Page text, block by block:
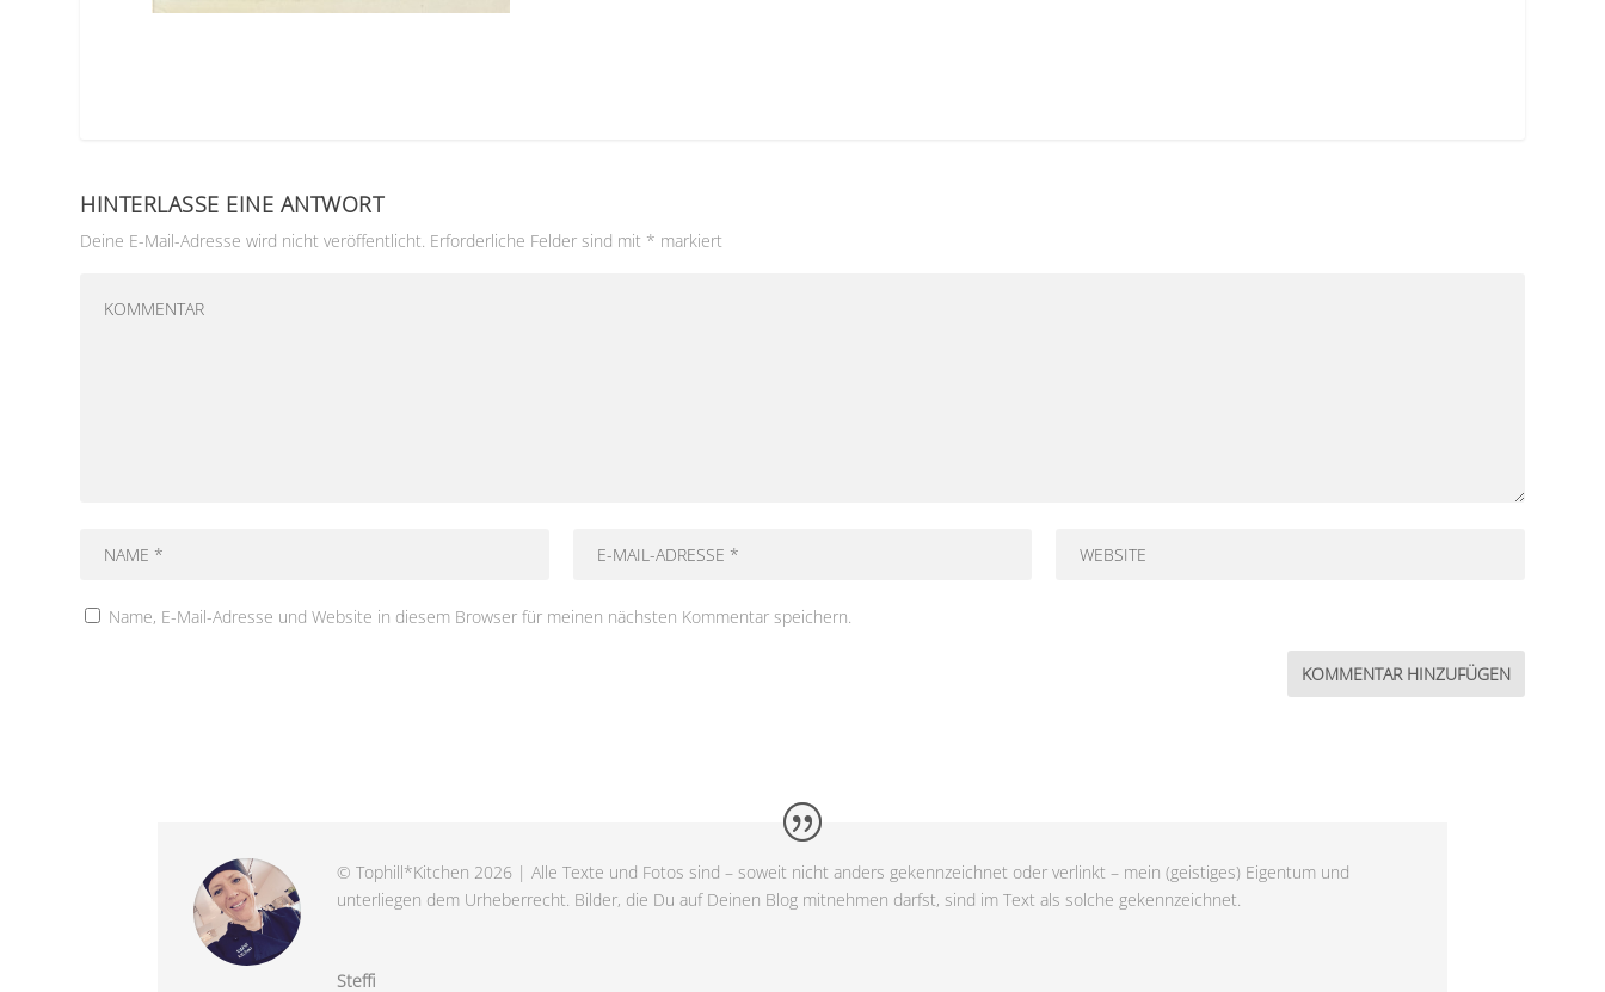
HINTERLASSE EINE ANTWORT
Deine E-Mail-Adresse wird nicht veröffentlicht. Erforderliche Felder sind mit * markiert
Name, E-Mail-Adresse und Website in diesem Browser für meinen nächsten Kommentar speichern.
© Tophill*Kitchen 2026 | Alle Texte und Fotos sind – soweit nicht anders gekennzeichnet oder verlinkt – mein (geistiges) Eigentum und
unterliegen dem Urheberrecht. Bilder, die Du auf Deinen Blog mitnehmen darfst, sind im Text als solche gekennzeichnet.
Steffi